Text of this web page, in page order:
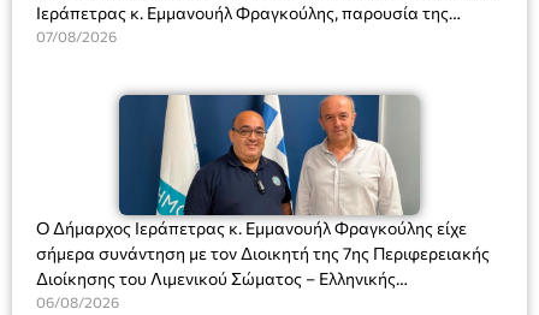
Ιεράπετρας κ. Εμμανουήλ Φραγκούλης, παρουσία της
Διευθύντριας του σχολείου κας Μαριάννας Χαΐτα.
07/08/2026
Ο Δήμαρχος Ιεράπετρας κ. Εμμανουήλ Φραγκούλης είχε
σήμερα συνάντηση με τον Διοικητή της 7ης Περιφερειακής
Διοίκησης του Λιμενικού Σώματος – Ελληνικής
Ακτοφυλακής (Λ.Σ.-ΕΛ.ΑΚΤ.), Αρχιπλοίαρχο Λ.Σ. κ. Ιωάννη
06/08/2026